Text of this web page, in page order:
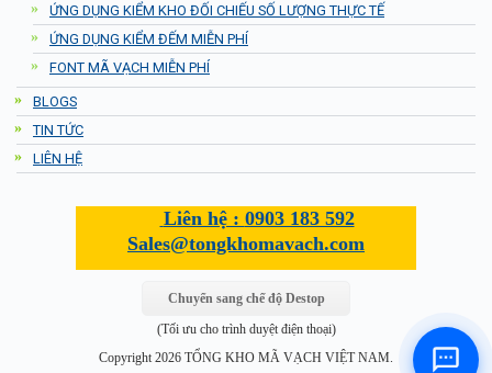
ỨNG DỤNG KIỂM KHO ĐỐI CHIẾU SỐ LƯỢNG THỰC TẾ
ỨNG DỤNG KIỂM ĐẾM MIỄN PHÍ
FONT MÃ VẠCH MIỄN PHÍ
BLOGS
TIN TỨC
LIÊN HỆ
Liên hệ : 0903 183 592
Sales@tongkhomavach.com
Chuyển sang chế độ Destop
(Tối ưu cho trình duyệt điện thoại)
Copyright 2026 TỔNG KHO MÃ VẠCH VIỆT NAM.